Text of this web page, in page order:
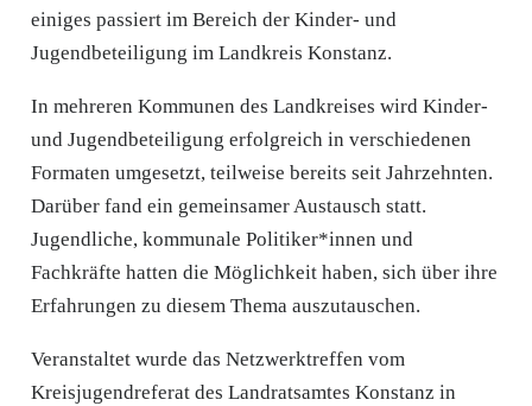
einiges passiert im Bereich der Kinder- und
Jugendbeteiligung im Landkreis Konstanz.
In mehreren Kommunen des Landkreises wird Kinder-
und Jugendbeteiligung erfolgreich in verschiedenen
Formaten umgesetzt, teilweise bereits seit Jahrzehnten.
Darüber fand ein gemeinsamer Austausch statt.
Jugendli­che, kommunale Politiker*innen und
Fachkräfte hatten die Möglichkeit haben, sich über ihre
Erfahrungen zu diesem Thema auszutauschen.
Veranstaltet wurde das Netzwerktreffen vom
Kreisjugendreferat des Land­ratsamtes Konstanz in